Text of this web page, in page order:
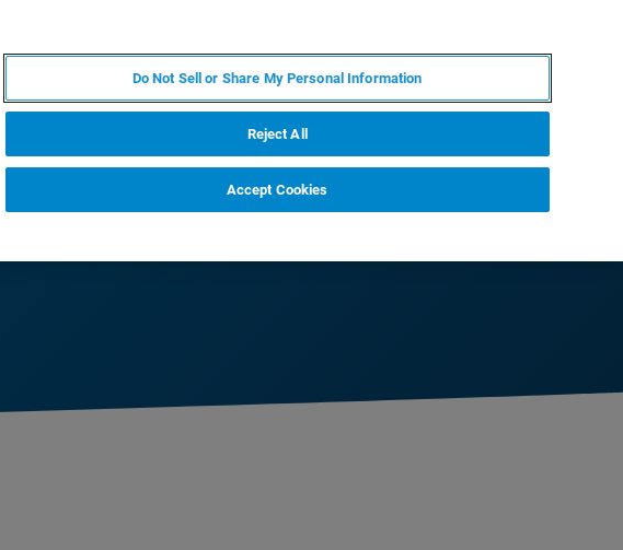
案
Do Not Sell or Share My Personal Information
Reject All
Accept Cookies